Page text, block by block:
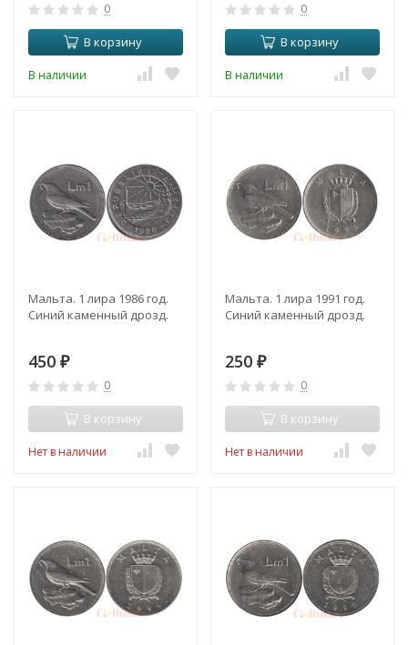
0
В корзину
В наличии
0
В корзину
В наличии
Мальта. 1 лира 1986 год.
Синий каменный дрозд.
450 ₽
0
В корзину
Нет в наличии
Мальта. 1 лира 1991 год.
Синий каменный дрозд.
250 ₽
0
В корзину
Нет в наличии